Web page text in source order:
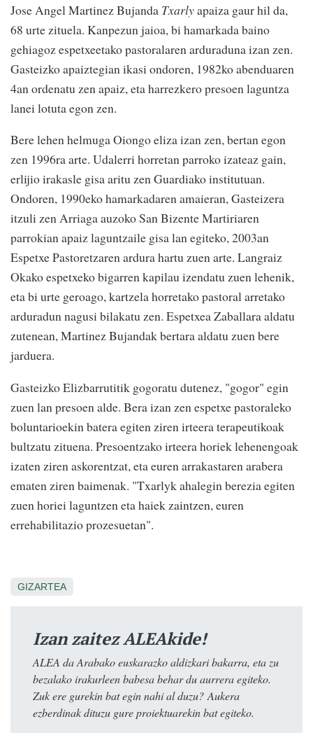
Jose Angel Martinez Bujanda Txarlyapaiza gaur hil da,
68 urte zituela. Kanpezun jaioa, bi hamarkada baino
gehiagoz espetxeetako pastoralaren arduraduna izan zen.
Gasteizko apaiztegian ikasi ondoren, 1982ko abenduaren
4an ordenatu zen apaiz, eta harrezkero presoen laguntza
lanei lotuta egon zen.
Bere lehen helmuga Oiongo eliza izan zen, bertan egon
zen 1996ra arte. Udalerri horretan parroko izateaz gain,
erlijio irakasle gisa aritu zen Guardiako institutuan.
Ondoren, 1990eko hamarkadaren amaieran, Gasteizera
itzuli zen Arriaga auzoko San Bizente Martiriaren
parrokian apaiz laguntzaile gisa lan egiteko, 2003an
Espetxe Pastoretzaren ardura hartu zuen arte. Langraiz
Okako espetxeko bigarren kapilau izendatu zuen lehenik,
eta bi urte geroago, kartzela horretako pastoral arretako
arduradun nagusi bilakatu zen. Espetxea Zaballara aldatu
zutenean, Martinez Bujandak bertara aldatu zuen bere
jarduera.
Gasteizko Elizbarrutitik gogoratu dutenez, "gogor" egin
zuen lan presoen alde. Bera izan zen espetxe pastoraleko
boluntarioekin batera egiten ziren irteera terapeutikoak
bultzatu zituena. Presoentzako irteera horiek lehenengoak
izaten ziren askorentzat, eta euren arrakastaren arabera
ematen ziren baimenak. "Txarlyk ahalegin berezia egiten
zuen horiei laguntzen eta haiek zaintzen, euren
errehabilitazio prozesuetan".
GIZARTEA
Izan zaitez ALEAkide!
ALEA da Arabako euskarazko aldizkari bakarra, eta zu
bezalako irakurleen babesa behar du aurrera egiteko.
Zuk ere gurekin bat egin nahi al duzu? Aukera
ezberdinak dituzu gure proiektuarekin bat egiteko.